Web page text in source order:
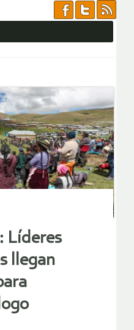
Líderes
llegan